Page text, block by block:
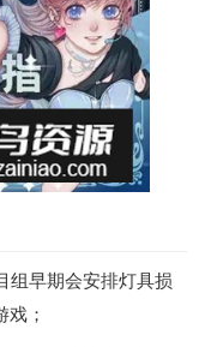
组早期会安排灯具损
；